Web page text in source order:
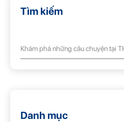
Tìm kiếm
Danh mục